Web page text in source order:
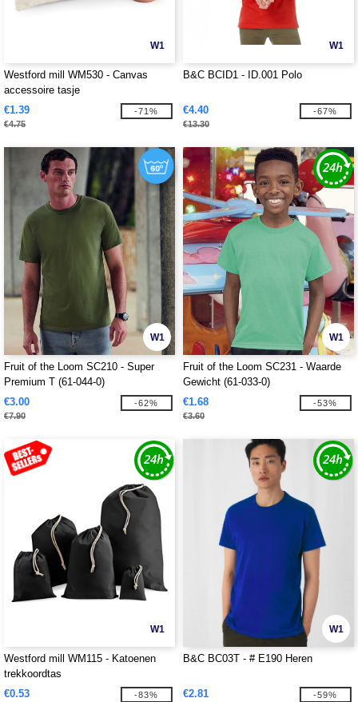
W1
Westford mill WM530 - Canvas
accessoire tasje
€1.39
€4.75
-71%
W1
B&C BCID1 - ID.001 Polo
€4.40
€13.30
-67%
W1
Fruit of the Loom SC210 - Super
Premium T (61-044-0)
€3.00
€7.90
-62%
W1
Fruit of the Loom SC231 - Waarde
Gewicht (61-033-0)
€1.68
€3.60
-53%
W1
Westford mill WM115 - Katoenen
trekkoordtas
€0.53
-83%
W1
B&C BC03T - # E190 Heren
€2.81 -59%